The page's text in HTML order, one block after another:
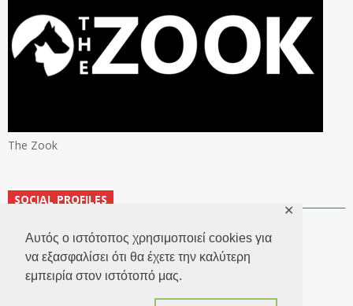
Αυτός ο ιστότοπος χρησιμοποιεί cookies για
να εξασφαλίσει ότι θα έχετε την καλύτερη
εμπειρία στον ιστότοπό μας.
✕
The Zook
SOCIAL PROFILES